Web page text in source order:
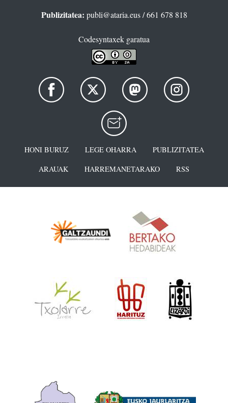
Publizitatea: publi@ataria.eus/ 661 678 818
Codesyntaxek garatua
HONI BURUZ LEGE OHARRA
PUBLIZITATEA
ARAUAK
HARREMANETARAKO RSS